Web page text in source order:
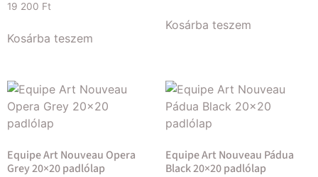
19 200 Ft
Kosárba teszem
Kosárba teszem
Equipe Art Nouveau Opera
Grey 20×20 padlólap
Equipe Art Nouveau Pádua
Black 20×20 padlólap